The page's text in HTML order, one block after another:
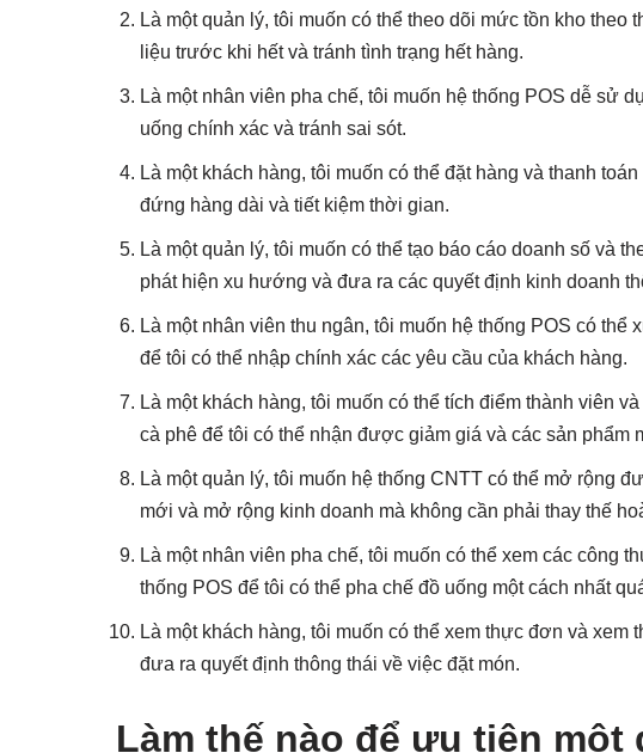
Là một quản lý, tôi muốn có thể theo dõi mức tồn kho
liệu trước khi hết và tránh tình trạng hết hàng.
Là một nhân viên pha chế, tôi muốn hệ thống POS dễ sử
uống chính xác và tránh sai sót.
Là một khách hàng, tôi muốn có thể đặt hàng và thanh
đứng hàng dài và tiết kiệm thời gian.
Là một quản lý, tôi muốn có thể tạo báo cáo doanh số và
phát hiện xu hướng và đưa ra các quyết định kinh doanh
Là một nhân viên thu ngân, tôi muốn hệ thống POS có
để tôi có thể nhập chính xác các yêu cầu của khách hàng.
Là một khách hàng, tôi muốn có thể tích điểm thành viên
cà phê để tôi có thể nhận được giảm giá và các sản phẩm
Là một quản lý, tôi muốn hệ thống CNTT có thể mở rộng
mới và mở rộng kinh doanh mà không cần phải thay thế
Là một nhân viên pha chế, tôi muốn có thể xem các công
thống POS để tôi có thể pha chế đồ uống một cách nhất
Là một khách hàng, tôi muốn có thể xem thực đơn và
đưa ra quyết định thông thái về việc đặt món.
Làm thế nào để ưu tiên một